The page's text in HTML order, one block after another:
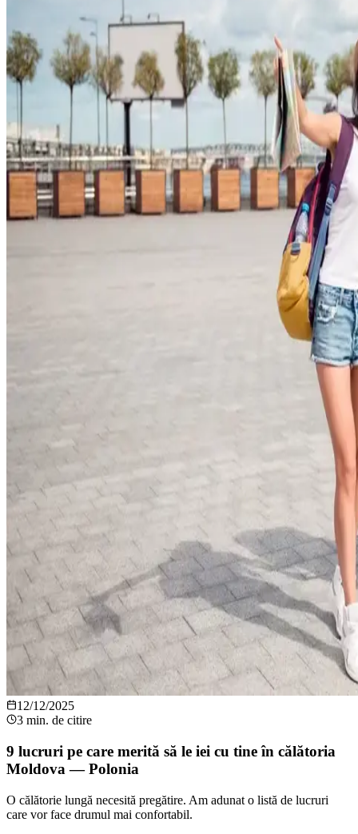
12/12/2025
3 min. de citire
9 lucruri pe care merită să le iei cu tine în călătoria
Moldova — Polonia
O călătorie lungă necesită pregătire. Am adunat o listă de lucruri
care vor face drumul mai confortabil.